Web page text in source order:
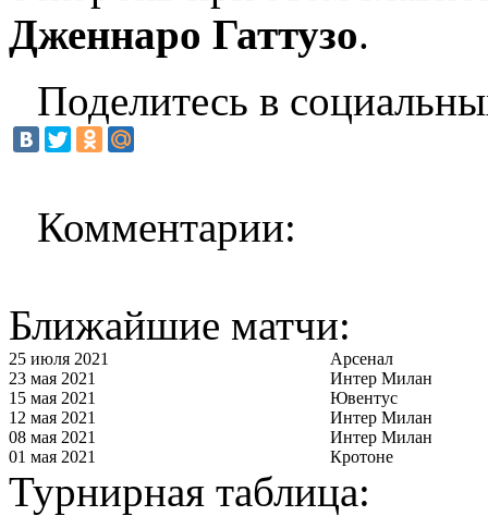
Дженнаро Гаттузо.
Поделитесь в
Комментарии:
Ближайшие матчи:
25 июля 2021
Арсенал
23 мая 2021
Интер Милан
15 мая 2021
Ювентус
12 мая 2021
Интер Милан
08 мая 2021
Интер Милан
01 мая 2021
Кротоне
Турнирная таблица: